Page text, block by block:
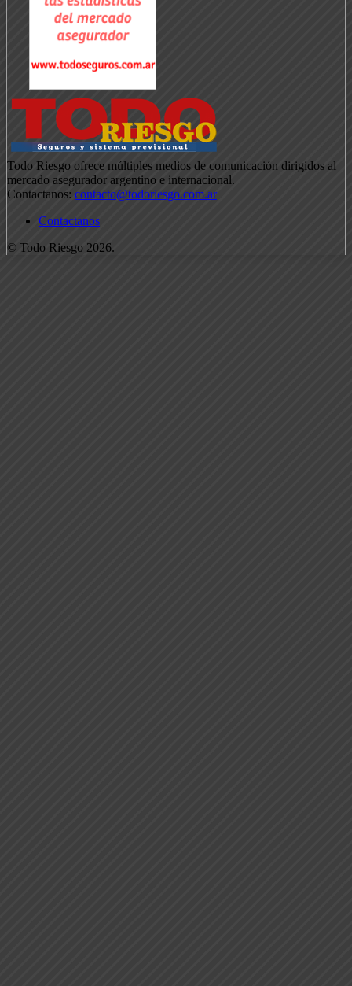
Todo Riesgo ofrece múltiples medios de comunicación dirigidos al
mercado asegurador argentino e internacional.
Contactanos: contacto@todoriesgo.com.ar
Contactanos
© Todo Riesgo 2026.